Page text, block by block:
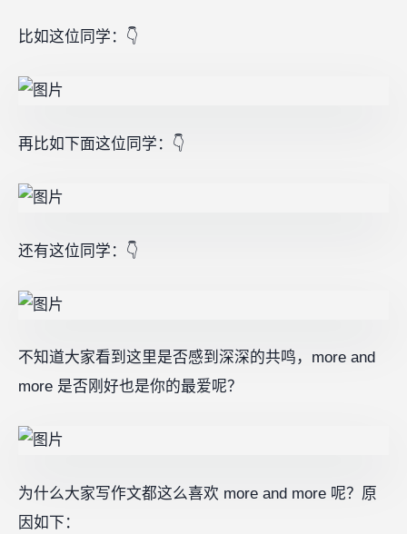
比如这位同学：👇
再比如下面这位同学：👇
还有这位同学：👇
不知道大家看到这里是否感到深深的共鸣，more and
more 是否刚好也是你的最爱呢？
为什么大家写作文都这么喜欢 more and more 呢？原
因如下：‍